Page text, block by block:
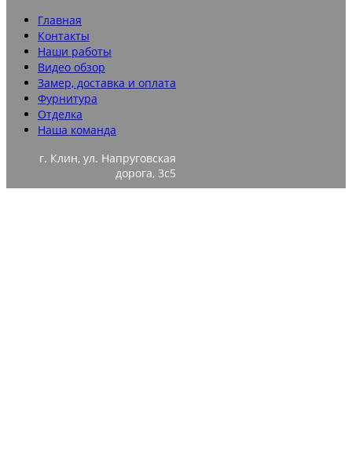
Главная
Контакты
Наши работы
Видео обзор
Замер, доставка и оплата
Фурнитура
Отделка
Наша команда
г. Клин, ул. Напруговская
дорога, 3с5